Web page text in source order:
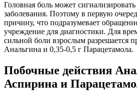
Головная боль может
заболевания. Поэтому в первую
причину, что подразумевает
учреждение для диагностики. Для
сильной боли взрослым разрешается
Анальгина и 0,35-0,5 г Парацетамола.
Побочные действия
Аспирина и